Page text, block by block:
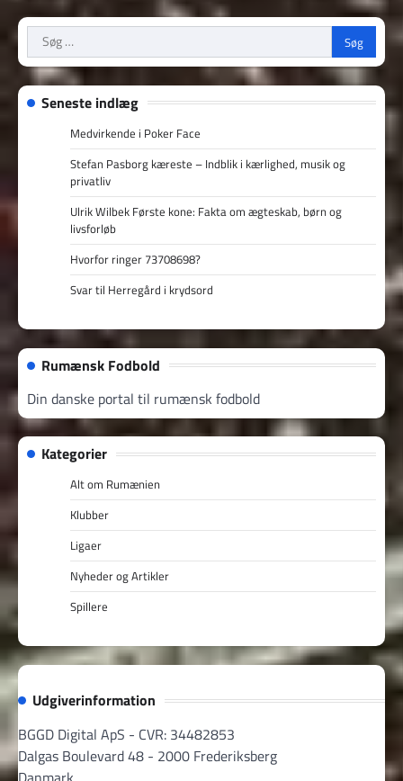
Søg
efter:
Seneste indlæg
Medvirkende i Poker Face
Stefan Pasborg kæreste – Indblik i kærlighed, musik og
privatliv
Ulrik Wilbek Første kone: Fakta om ægteskab, børn og
livsforløb
Hvorfor ringer 73708698?
Svar til Herregård i krydsord
Rumænsk Fodbold
Din danske portal til rumænsk fodbold
Kategorier
Alt om Rumænien
Klubber
Ligaer
Nyheder og Artikler
Spillere
Udgiverinformation
BGGD Digital ApS - CVR: 34482853
Dalgas Boulevard 48 - 2000 Frederiksberg